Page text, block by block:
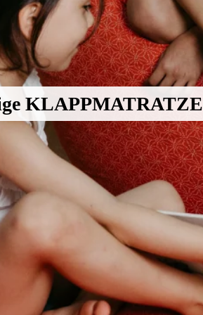
KLAPPMATRATZE